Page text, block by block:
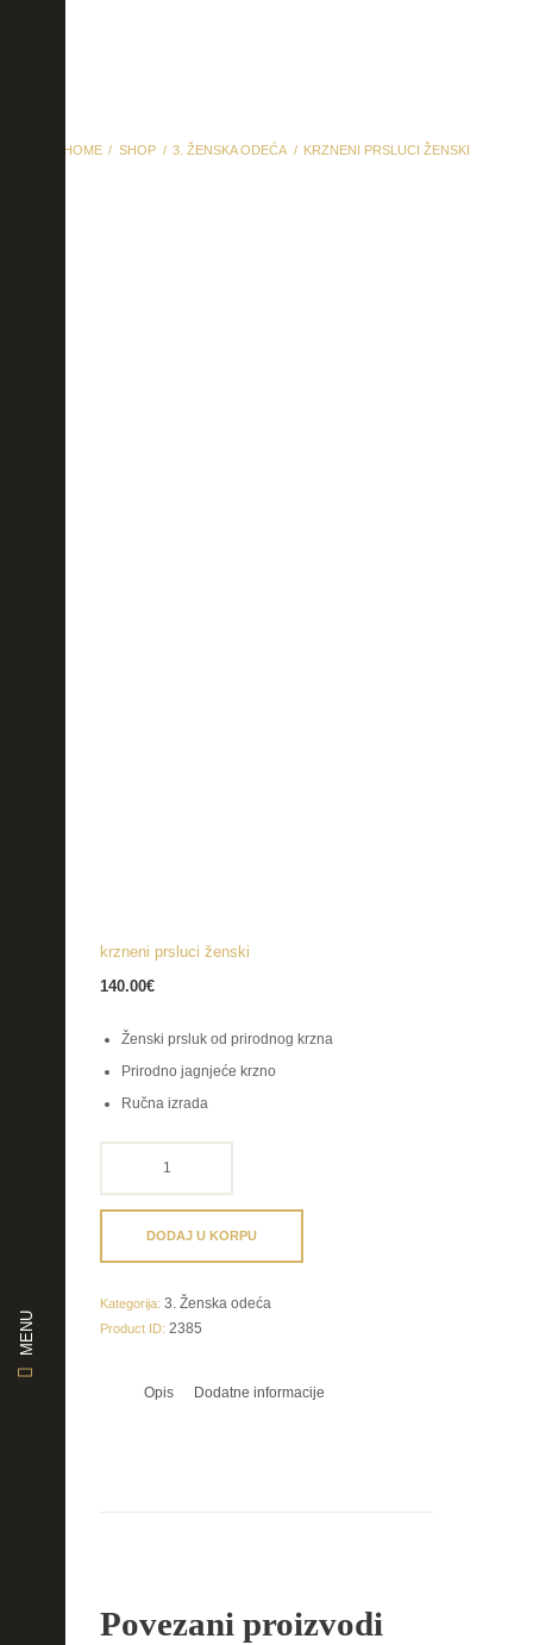
MENU
HOME SHOP 3. ŽENSKA ODEĆA KRZNENI PRSLUCI ŽENSKI
krzneni prsluci ženski
140.00€
Ženski prsluk od prirodnog krzna
Prirodno jagnjeće krzno
Ručna izrada
količinaDODAJ U KORPU
Kategorija: 3. Ženska odeća
Product ID: 2385
Opis Dodatne informacije
Povezani proizvodi